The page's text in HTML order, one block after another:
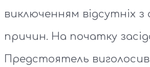
виключенням відсутніх з
причин. На початку
Предстоятель виголосив